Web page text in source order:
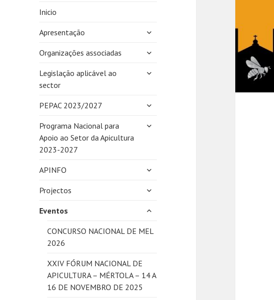
Inicio
Apresentação
expandir
Organizações associadas
expandir
Legislação aplicável ao
sector
expandir
PEPAC 2023/2027
expandir
Programa Nacional para
Apoio ao Setor da Apicultura
2023-2027
expandir
APINFO
expandir
Projectos
expandir
Eventos
expandir
CONCURSO NACIONAL DE MEL
2026
XXIV FÓRUM NACIONAL DE
APICULTURA – MÉRTOLA – 14 A
16 DE NOVEMBRO DE 2025